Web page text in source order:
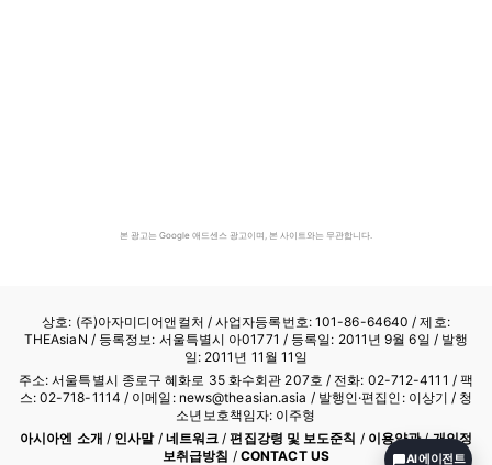
본 광고는 Google 애드센스 광고이며, 본 사이트와는 무관합니다.
상호: (주)아자미디어앤컬처 /사업자등록번호: 101-86-64640 / 제호:
THEAsiaN / 등록정보: 서울특별시 아01771 / 등록일: 2011년 9월 6일 / 발행
일: 2011년 11월 11일
주소: 서울특별시 종로구 혜화로 35 화수회관 207호 / 전화: 02-712-4111 / 팩
스: 02-718-1114 / 이메일: news@theasian.asia / 발행인·편집인: 이상기 / 청
소년보호책임자: 이주형
아시아엔 소개 / 인사말/ 네트워크 /편집강령 및 보도준칙 / 이용약관/개인정
보취급방침 / CONTACT US AI 에이전트